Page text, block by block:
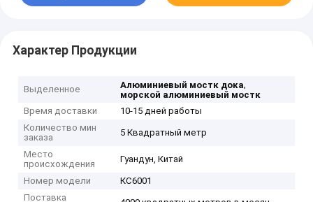
Характер Продукции
Выделенное Алюминиевый мостк дока,
морской алюминиевый мостк
Время доставки
10-15 дней работы
Количество мин
заказа
5 Квадратный метр
Место
происхождения
Гуандун, Китай
Номер модели
КС6001
Поставка